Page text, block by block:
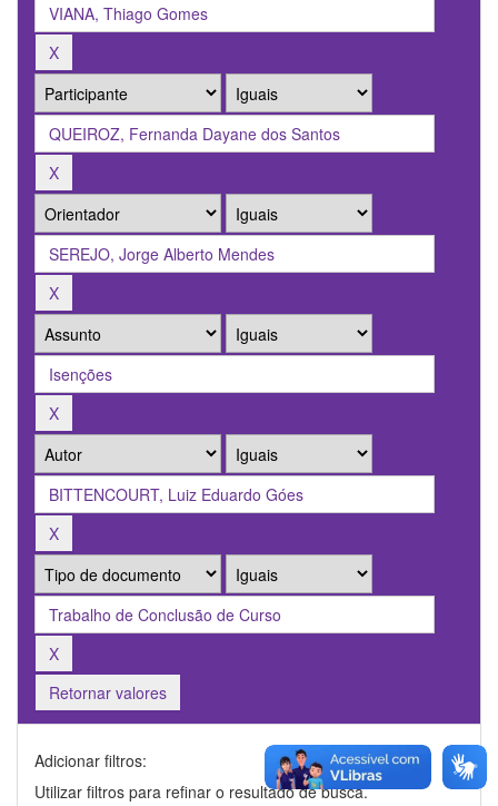
Retornar valores
Adicionar filtros:
Utilizar filtros para refinar o resultado de busca.